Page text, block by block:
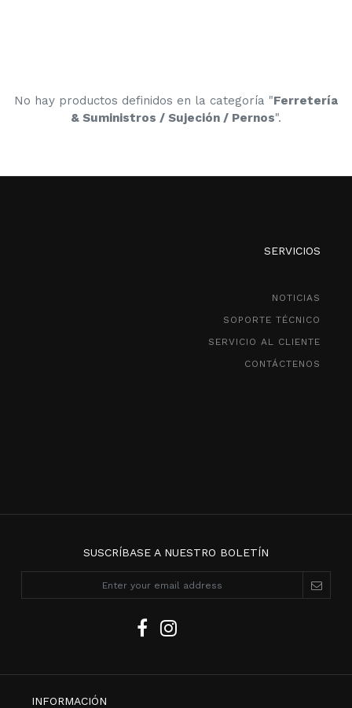
No hay productos definidos en la categoría "Ferretería
& Suministros / Sujeción / Pernos".
SERVICIOS
NOTICIAS
SOPORTE TÉCNICO
SERVICIO AL CLIENTE
CONTÁCTENOS
SUSCRÍBASE A NUESTRO BOLETÍN
INFORMACIÓN